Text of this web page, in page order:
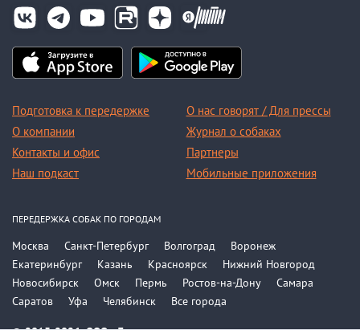
Подготовка к передержке
О компании
Контакты и офис
Наш подкаст
О нас говорят / Для прессы
Журнал о собаках
Партнеры
Мобильные приложения
ПЕРЕДЕРЖКА СОБАК ПО ГОРОДАМ
Москва Санкт-Петербург Волгоград
Воронеж
Екатеринбург
Казань Красноярск
Нижний Новгород
Новосибирск
Омск Пермь Ростов-на-Дону
Самара
Саратов
Уфа Челябинск Все города